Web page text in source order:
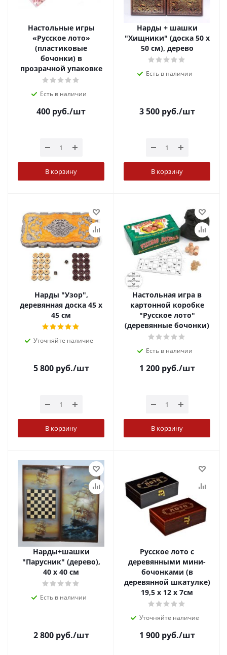
Настольные игры
«Русское лото»
(пластиковые
бочонки) в
прозрачной упаковке
Есть в наличии
400 руб./шт
В корзину
Нарды + шашки
"Хищники" (доска 50 х
50 см), дерево
Есть в наличии
3 500руб./шт
В корзину
Нарды "Узор",
деревянная доска 45 х
45 см
Уточняйте наличие
5 800руб./шт
В корзину
Настольная игра в
картонной коробке
"Русское лото"
(деревянные бочонки)
Есть в наличии
1 200руб./шт
В корзину
Нарды+шашки
"Парусник" (дерево),
40 х 40 см
Есть в наличии
2 800руб./шт
Русское лото с
деревянными мини-
бочонками (в
деревянной шкатулке)
19,5 х 12 х 7см
Уточняйте наличие
1 900руб./шт